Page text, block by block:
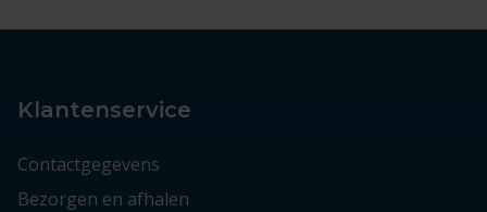
Klantenservice
Contactgegevens
Bezorgen en afhalen